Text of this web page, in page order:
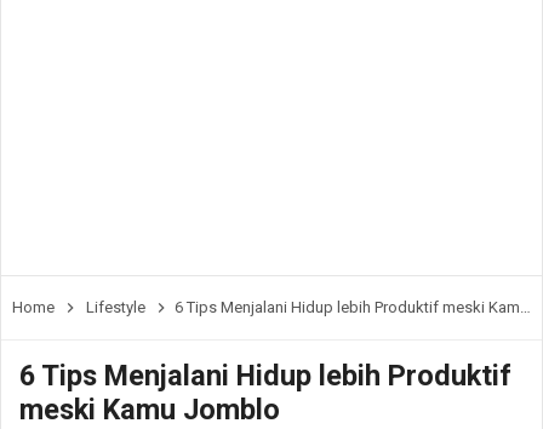
Home Lifestyle 6 Tips Menjalani Hidup lebih Produktif meski Kamu Jomblo
6 Tips Menjalani Hidup lebih Produktif
meski Kamu Jomblo